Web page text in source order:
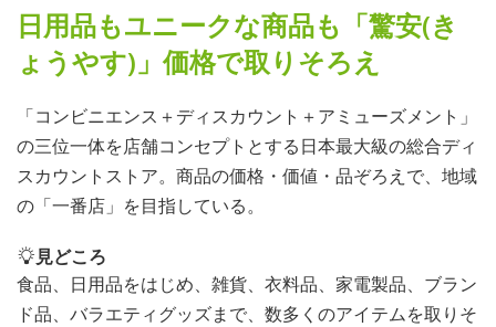
日用品もユニークな商品も「驚安(き
ょうやす)」価格で取りそろえ
「コンビニエンス＋ディスカウント＋アミューズメント」
の三位一体を店舗コンセプトとする日本最大級の総合ディ
スカウントストア。商品の価格・価値・品ぞろえで、地域
の「一番店」を目指している。
見どころ
食品、日用品をはじめ、雑貨、衣料品、家電製品、ブラン
ド品、バラエティグッズまで、数多くのアイテムを取りそ